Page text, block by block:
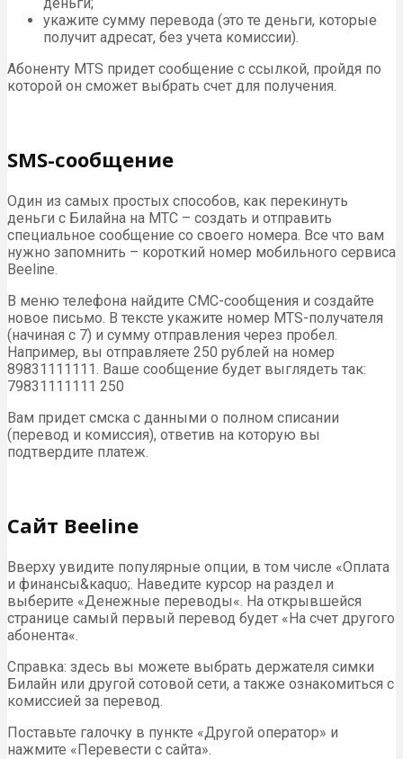
укажите сумму перевода (это те деньги, которые
получит адресат, без учета комиссии).
Абоненту MTS придет сообщение с ссылкой, пройдя по
которой он сможет выбрать счет для получения.
SMS-сообщение
Один из самых простых способов, как перекинуть
деньги с Билайна на МТС – создать и отправить
специальное сообщение со своего номера. Все что вам
нужно запомнить – короткий номер мобильного сервиса
Beeline.
В меню телефона найдите СМС-сообщения и создайте
новое письмо. В тексте укажите номер MTS-получателя
(начиная с 7) и сумму отправления через пробел.
Например, вы отправляете 250 рублей на номер
89831111111. Ваше сообщение будет выглядеть так:
79831111111 250
Вам придет смска с данными о полном списании
(перевод и комиссия), ответив на которую вы
подтвердите платеж.
Сайт Beeline
Вверху увидите популярные опции, в том числе «Оплата
и финансы&кaquo;. Наведите курсор на раздел и
выберите «Денежные переводы«. На открывшейся
странице самый первый перевод будет «На счет другого
абонента«.
Справка: здесь вы можете выбрать держателя симки
Билайн или другой сотовой сети, а также ознакомиться с
комиссией за перевод.
Поставьте галочку в пункте «Другой оператор» и
нажмите «Перевести с сайта».